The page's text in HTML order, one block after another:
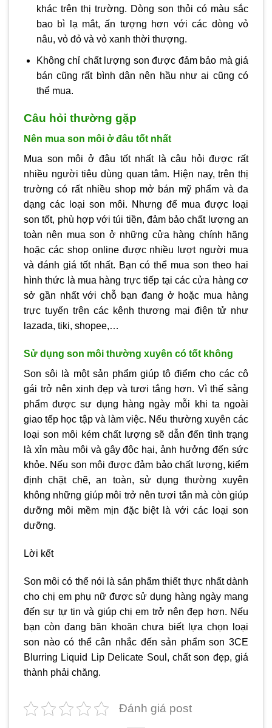
khác trên thị trường. Dòng son thỏi có màu sắc
bao bì lạ mắt, ấn tượng hơn với các dòng vỏ
nâu, vỏ đỏ và vỏ xanh thời thượng.
Không chỉ chất lượng son được đảm bảo mà giá
bán cũng rất bình dân nên hầu như ai cũng có
thể mua.
Câu hỏi thường gặp
Nên mua son môi ở đâu tốt nhất
Mua son môi ở đâu tốt nhất là câu hỏi được rất
nhiều người tiêu dùng quan tâm. Hiện nay, trên thị
trường có rất nhiều shop mở bán mỹ phẩm và đa
dạng các loại son môi. Nhưng để mua được loại
son tốt, phù hợp với túi tiền, đảm bảo chất lượng an
toàn nên mua son ở những cửa hàng chính hãng
hoặc các shop online được nhiều lượt người mua
và đánh giá tốt nhất. Bạn có thể mua son theo hai
hình thức là mua hàng trực tiếp tại các cửa hàng cơ
sở gần nhất với chỗ bạn đang ở hoặc mua hàng
trực tuyến trên các kênh thương mại điện tử như
lazada, tiki, shopee,…
Sử dụng son môi thường xuyên có tốt không
Son sôi là một sản phẩm giúp tô điểm cho các cô
gái trở nên xinh đẹp và tươi tắng hơn. Vì thế sảng
phẩm được sư dụng hàng ngày mỗi khi ta ngoài
giao tếp học tập và làm việc. Nếu thường xuyên các
loại son môi kém chất lượng sẽ dẫn đến tình trạng
là xỉn màu môi và gây độc hại, ảnh hưởng đến sức
khỏe. Nếu son môi được đảm bảo chất lượng, kiểm
định chặt chẽ, an toàn, sử dụng thường xuyên
không những giúp môi trở nên tươi tắn mà còn giúp
dưỡng môi mềm mịn đặc biệt là với các loại son
dưỡng.
Lời kết
Son môi có thể nói là sản phẩm thiết thực nhất dành
cho chị em phụ nữ được sử dụng hàng ngày mang
đến sự tự tin và giúp chị em trở nên đẹp hơn. Nếu
bạn còn đang băn khoăn chưa biết lựa chọn loại
son nào có thể cân nhắc đến sản phẩm son 3CE
Blurring Liquid Lip Delicate Soul, chất son đẹp, giá
thành phải chăng.
Đánh giá post